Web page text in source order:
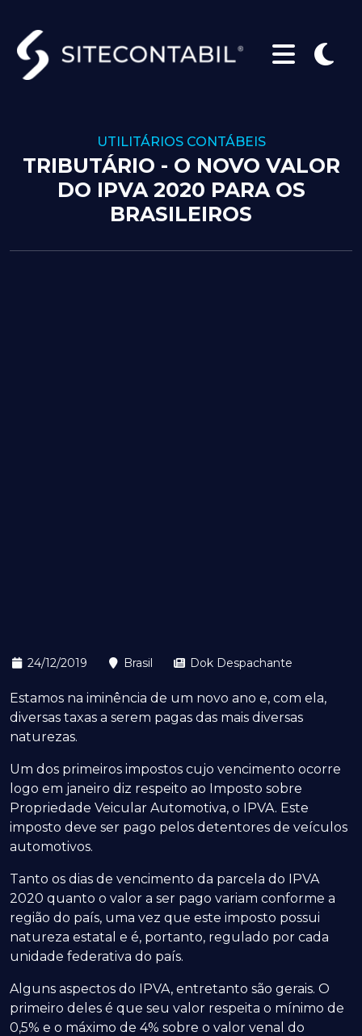
UTILITÁRIOS CONTÁBEIS
TRIBUTÁRIO - O NOVO VALOR
DO IPVA 2020 PARA OS
BRASILEIROS
24/12/2019 Brasil Dok Despachante
Estamos na iminência de um novo ano e, com ela,
diversas taxas a serem pagas das mais diversas
naturezas.
Um dos primeiros impostos cujo vencimento ocorre
logo em janeiro diz respeito ao Imposto sobre
Propriedade Veicular Automotiva, o IPVA. Este
imposto deve ser pago pelos detentores de veículos
automotivos.
Tanto os dias de vencimento da parcela do IPVA
2020 quanto o valor a ser pago variam conforme a
região do país, uma vez que este imposto possui
natureza estatal e é, portanto, regulado por cada
unidade federativa do país.
Alguns aspectos do IPVA, entretanto são gerais. O
primeiro deles é que seu valor respeita o mínimo de
0,5% e o máximo de 4% sobre o valor venal do